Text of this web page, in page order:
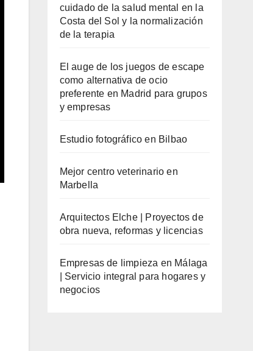
cuidado de la salud mental en la
Costa del Sol y la normalización
de la terapia
El auge de los juegos de escape
como alternativa de ocio
preferente en Madrid para grupos
y empresas
Estudio fotográfico en Bilbao
Mejor centro veterinario en
Marbella
Arquitectos Elche | Proyectos de
obra nueva, reformas y licencias
Empresas de limpieza en Málaga
| Servicio integral para hogares y
negocios